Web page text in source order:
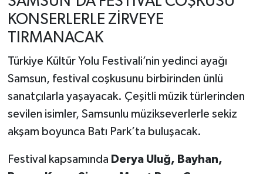
KONSERLERLE ZİRVEYE
TIRMANACAK
Türkiye Kültür Yolu Festivali’nin yedinci ayağı
Samsun, festival coşkusunu birbirinden ünlü
sanatçılarla yaşayacak. Çeşitli müzik türlerinden
sevilen isimler, Samsunlu müzikseverlerle sekiz
akşam boyunca Batı Park’ta buluşacak.
Festival kapsamında Derya Uluğ, Bayhan,